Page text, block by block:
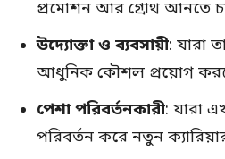
প্রমোশন আর গ্রোথ আনতে
উদ্যোক্তা ও ব্যবসায়ী: যারা
আধুনিক কৌশল প্রয়োগ
পেশা পরিবর্তনকারী: যারা
পরিবর্তন করে নতুন